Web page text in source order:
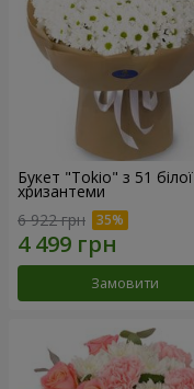
Букет "Tokio" з 51 білої
хризантеми
6 922 грн
Замовити